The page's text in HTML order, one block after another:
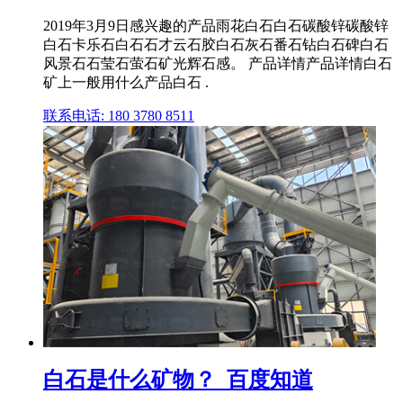
2019年3月9日感兴趣的产品雨花白石白石碳酸锌碳酸锌
白石卡乐石白石石才云石胶白石灰石番石钻白石碑白石
风景石石莹石萤石矿光辉石感。 产品详情产品详情白石
矿上一般用什么产品白石 .
联系电话: 180 3780 8511
白石是什么矿物？_百度知道